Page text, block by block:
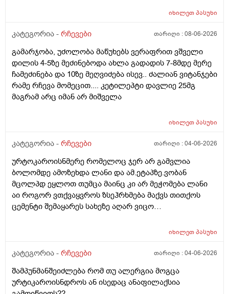
არა.მაშონ ანაფილაქსია ხომ არ მექმება?
ცუდათ ვხდებინშოშოსგან მარტო მაშინებს ეს
ონტელექტოც ანაფილაქსიას ახსენებს სულ დამამე
როზა
იხილეთპასუხი
კატეგორია - რჩევები თარიღი :08-06-2026
გამარჯობა, უძოლობა მაწუხებს ვერაფრით ვშველი
დილის 4-5ზე მეძინებოდა ახლა გადადის 7-8მდე მერე
ჩამეძინება და 10ზე მეღვიძება ისევ.. ძალიან ვიტანჯები
რამე რჩევა მომეცით.... კეტილეპტი დავლიე 25მგ
მაგრამ არც იმან არ მიშველა
იხილეთპასუხი
კატეგორია - რჩევები თარიღი :04-06-2026
ურტოკაროისნმერე რომელოც ჯერ არ გამვლია
ბოლომდე ამოზეხდა ლანი და ამ.ეტაპზე.ვობან
მცოლპდ ეყლოთ თუმცა მაინც კი არ მეჭომება ლანი
აი როგორ ვთქვაყვროს ზსეჰრხმება მაქვს თითქოს
ცემენტი შემაყარეს სახეზე აღარ ვიცო
წვალებაშო..სულ ბავშობიდან დღემდე ალისა საპონს
2036წელს.ვეღარ ბხმღობ.მცპლპდნეყალოც კი ესეთ
დამატენოანებელო ვერ მშველოს.პოროს დაბანოს
მერე 4ჯერ ვისმევ პატარა პატარა შიალედებში
იხილეთპასუხი
კატეგორია - რჩევები თარიღი :04-06-2026
შამპუნმანშეიძლება რომ თუ ალერგია მოგცა
ურტიკაროისნდროს ან ისედაც ანაფილაქსია